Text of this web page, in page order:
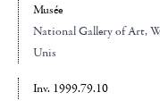
Musée
National Gallery of Art,
Unis
Inv. 1999.79.10